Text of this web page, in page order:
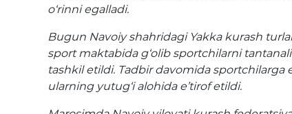
o‘rinni egalladi.
Bugun Navoiy shahridagi Yakka kurash
sport maktabida g‘olib sportchilarni
tashkil etildi. Tadbir davomida sportchilarga
ularning yutug‘i alohida e’tirof etildi.